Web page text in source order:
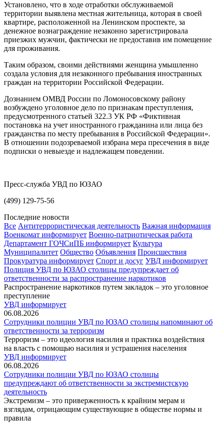
Установлено, что в ходе отработки обслуживаемой
территории выявлена местная жительница, которая в своей
квартире, расположенной на Ленинском проспекте, за
денежное вознаграждение незаконно зарегистрировала
приезжих мужчин, фактически не предоставив им помещение
для проживания.
Таким образом, своими действиями женщина умышленно
создала условия для незаконного пребывания иностранных
граждан на территории Российской Федерации.
Дознанием ОМВД России по Ломоносовскому району
возбуждено уголовное дело по признакам преступления,
предусмотренного статьей 322.3 УК РФ «Фиктивная
постановка на учет иностранного гражданина или лица без
гражданства по месту пребывания в Российской Федерации».
В отношении подозреваемой избрана мера пресечения в виде
подписки о невыезде и надлежащем поведении.
Пресс-служба УВД по ЮЗАО
(499) 129-75-56
Последние новости
Все Антитеррористическая деятельность Важная информация
Военкомат информирует Военно-патриотическая работа
Департамент ГОЧСиПБ информирует Культура
Муниципалитет Общество Объявления Происшествия
Прокуратура информирует Спорт и досуг УВД информирует
Полиция УВД по ЮЗАО столицы предупреждает об
ответственности за распространение наркотиков
Распространение наркотиков путем закладок – это уголовное
преступление
УВД информирует
06.08.2026
Сотрудники полиции УВД по ЮЗАО столицы напоминают об
ответственности за терроризм
Терроризм – это идеология насилия и практика воздействия
на власть с помощью насилия и устрашения населения
УВД информирует
06.08.2026
Сотрудники полиции УВД по ЮЗАО столицы
предупреждают об ответственности за экстремистскую
деятельность
Экстремизм – это приверженность к крайним мерам и
взглядам, отрицающим существующие в обществе нормы и
правила